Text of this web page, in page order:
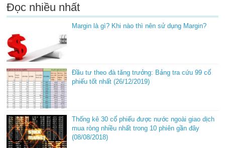
Đọc nhiều nhất
Margin là gì? Khi nào thì nên sử dụng Margin?
Đầu tư theo đà tăng trưởng: Bảng tra cứu 99 cổ
phiếu tốt nhất (26/12/2019)
Thống kê 30 cổ phiếu được nước ngoài giao dịch
mua ròng nhiều nhất trong 10 phiên gần đây
(08/08/2018)